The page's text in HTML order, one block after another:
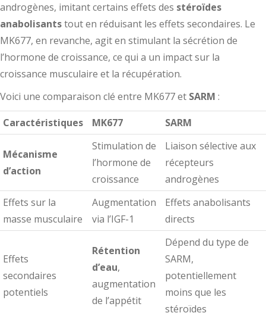
androgènes, imitant certains effets des stéroïdes
anabolisantstout en réduisant les effets secondaires. Le
MK677, en revanche, agit en stimulant la sécrétion de
l’hormone de croissance, ce qui a un impact sur la
croissance musculaire et la récupération.
Voici une comparaison clé entre MK677 et SARM :
Caractéristiques
MK677 SARM
Mécanisme
d’action
Stimulation de
l’hormone de
croissance
Liaison sélective aux
récepteurs
androgènes
Effets sur la
masse musculaire
Augmentation
via l’IGF-1
Effets anabolisants
directs
Effets
secondaires
potentiels
Rétention
d’eau,
augmentation
de l’appétit
Dépend du type de
SARM,
potentiellement
moins que les
stéroïdes